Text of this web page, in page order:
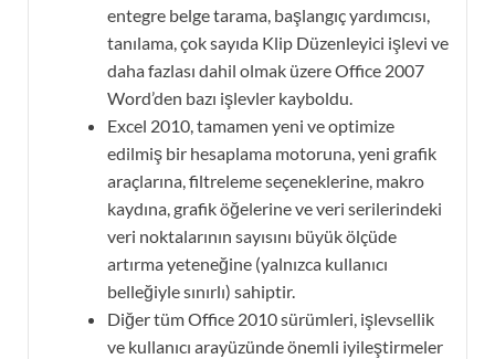
entegre belge tarama, başlangıç ​​yardımcısı,
tanılama, çok sayıda Klip Düzenleyici işlevi ve
daha fazlası dahil olmak üzere Office 2007
Word’den bazı işlevler kayboldu.
Excel 2010, tamamen yeni ve optimize
edilmiş bir hesaplama motoruna, yeni grafik
araçlarına, filtreleme seçeneklerine, makro
kaydına, grafik öğelerine ve veri serilerindeki
veri noktalarının sayısını büyük ölçüde
artırma yeteneğine (yalnızca kullanıcı
belleğiyle sınırlı) sahiptir.
Diğer tüm Office 2010 sürümleri, işlevsellik
ve kullanıcı arayüzünde önemli iyileştirmeler